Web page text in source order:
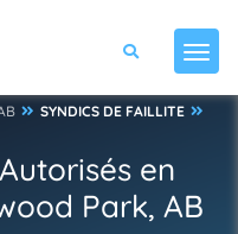
SYNDICS DE FAILLITE
en
Park, AB